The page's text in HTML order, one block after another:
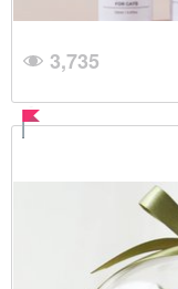
3,735